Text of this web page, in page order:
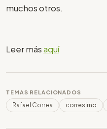
muchos otros.
Leer másaquí
TEMAS RELACIONADOS
Rafael Correa corresimo